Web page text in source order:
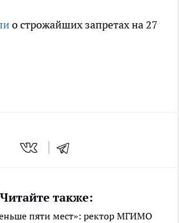
о строжайших запретах на 27
Читайте также:
пяти мест»: ректор МГИМО